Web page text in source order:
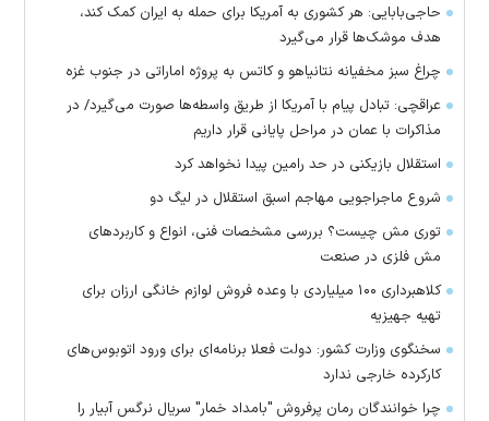
حاجی‌بابایی: هر کشوری به آمریکا برای حمله به ایران کمک کند،
هدف موشک‌ها قرار می‌گیرد
چراغ سبز مخفیانه نتانیاهو و کاتس به پروژه اماراتی در جنوب غزه
عراقچی: تبادل پیام با آمریکا از طریق واسطه‌ها صورت می‌گیرد/ در
مذاکرات با عمان در مراحل پایانی قرار داریم
استقلال بازیکنی در حد رامین پیدا نخواهد کرد
شروع ماجراجویی مهاجم اسبق استقلال در لیگ دو
توری مش چیست؟ بررسی مشخصات فنی، انواع و کاربردهای
مش فلزی در صنعت
کلاهبرداری ۱۰۰ میلیاردی با وعده فروش لوازم خانگی ارزان برای
تهیه جهیزیه
سخنگوی وزارت کشور: دولت فعلا برنامه‌ای برای ورود اتوبوس‌های
کارکرده خارجی ندارد
چرا خوانندگان رمان پرفروش "بامداد خمار" سریال نرگس آبیار را